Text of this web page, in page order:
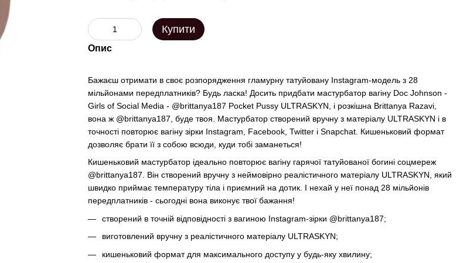
Купити
Опис
Бажаєш отримати в своє розпорядження гламурну татуйовану Instagram-модель з 28
мільйонами передплатників? Будь ласка! Досить придбати мастурбатор вагіну Doc Johnson -
Girls of Social Media - @brittanya187 Pocket Pussy ULTRASKYN, і розкішна Brittanya Razavi,
вона ж @brittanya187, буде твоя. Мастурбатор створений вручну з матеріалу ULTRASKYN і в
точності повторює вагіну зірки Instagram, Facebook, Twitter і Snapchat. Кишеньковий формат
дозволяє брати її з собою всюди, куди тобі заманеться!
Кишеньковий мастурбатор ідеально повторює вагіну гарячої татуйованої богині соцмереж
@brittanya187. Він створений вручну з неймовірно реалістичного матеріалу ULTRASKYN, який
швидко приймає температуру тіла і приємний на дотик. І нехай у неї понад 28 мільйонів
передплатників - сьогодні вона виконує твої бажання!
створений в точній відповідності з вагиною Instagram-зірки @brittanya187;
виготовлений вручну з реалістичного матеріалу ULTRASKYN;
кишеньковий формат для максимального доступу у будь-яку хвилину;